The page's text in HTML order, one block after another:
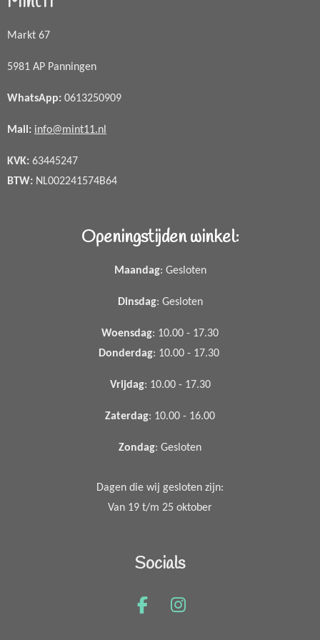
Markt 67
5981 AP Panningen
WhatsApp: 0613250909
Mail: info@mint11.nl
KVK: 63445247
BTW: NL002241574B64
Openingstijden winkel:
Maandag: Gesloten
Dinsdag: Gesloten
Woensdag: 10.00 - 17.30
Donderdag: 10.00 - 17.30
Vrijdag: 10.00 - 17.30
Zaterdag: 10.00 - 16.00
Zondag: Gesloten
Dagen die wij gesloten zijn:
Van 19 t/m 25 oktober
Socials
F
I